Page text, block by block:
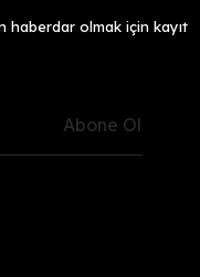
haberdar olmak için kayıt
Abone Ol